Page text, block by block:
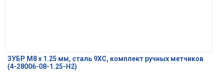
ЗУБР М8 x 1.25 мм, сталь 9ХС, комплект ручных метчиков
(4-28006-08-1.25-H2)